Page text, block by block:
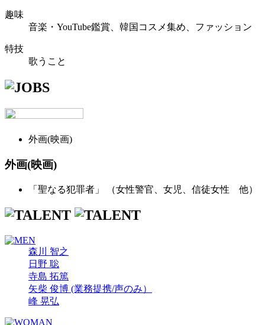
趣味
音楽・YouTube鑑賞、韓国コスメ集め、ファッション
特技
歌うこと
外画(映画)
外画(映画)
「聖なる犯罪者」 （女性警官、女児、信徒女性 他）
森川 智之
日野 聡
寺島 拓篤
矢柴 俊博 (業務提携/声のみ）
峰 晃弘